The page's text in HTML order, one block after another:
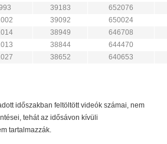
39183
652076
39092
650024
38949
646708
38844
644470
38652 640653
időszakban feltöltött videók számai, nem
tehát az idősávon kívüli
tartalmazzák.